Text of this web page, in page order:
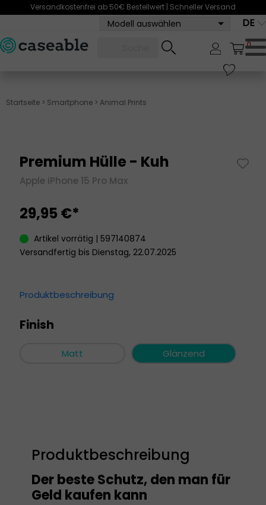
Versandkostenfrei ab 50€ Bestellwert | Schneller Versand
DE
Modell auswählen
0
Startseite > Smartphone > Animal Prints
Premium Hülle - Kuh
Apple iPhone 15 Pro Max
29,95 €*
Artikel vorrätig | 597140874
Versandfertig bis Dienstag, 22.07.2025
Produktbeschreibung
Finish
Matt Glänzend
Produktbeschreibung
Der beste Schutz, den man für
Geld kaufen kann